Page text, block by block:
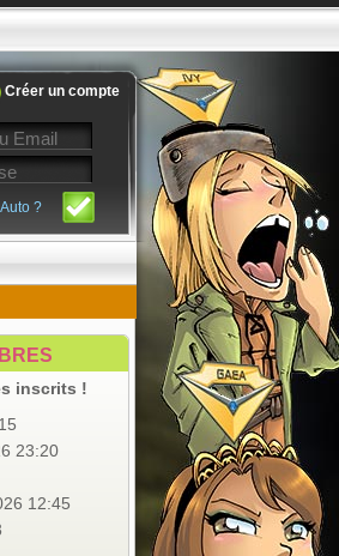
Créer un compte
?
inscrits !
23:20
12:45